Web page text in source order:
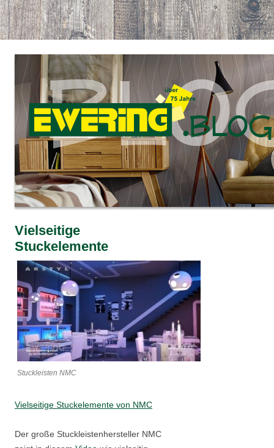
Vielseitige
Stuckelemente
Stuckleisten NMC
Vielseitige Stuckelemente von NMC
Der große Stuckleistenhersteller NMC